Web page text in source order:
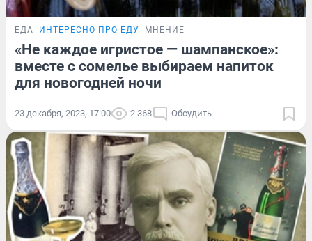
ЕДА ИНТЕРЕСНО ПРО ЕДУ МНЕНИЕ
«Не каждое игристое — шампанское»:
вместе с сомелье выбираем напиток
для новогодней ночи
23 декабря, 2023, 17:00 2 368 Обсудить